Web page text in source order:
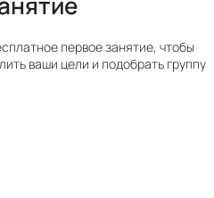
первое занятие, чтобы
ваши цели и подобрать группу